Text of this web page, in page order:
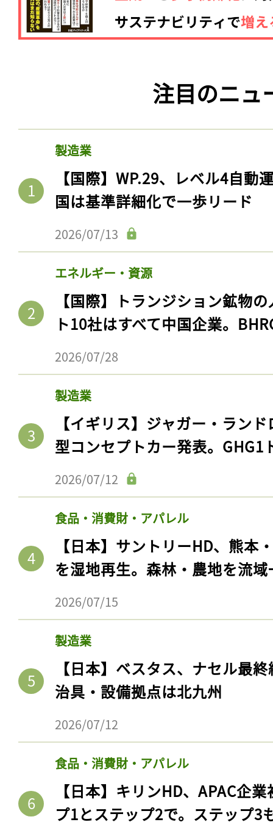
注目のニュ
製造業
【国際】WP.29、レベル4自動
国は基準詳細化で一歩リード
2026/07/13
エネルギー・資源
【国際】トランジション鉱物
ト10社はすべて中国企業。
2026/07/28
製造業
【イギリス】ジャガー・ラン
型コンセプトカー発表。GHG1
2026/07/12
食品・消費財・アパレル
【日本】サントリーHD、熊本
を湿地再生。森林・農地を流
2026/07/15
製造業
【日本】ベスタス、ナセル最
治具・設備拠点は北九州
2026/07/12
食品・消費財・アパレル
【日本】キリンHD、APAC企
プ1とステップ2で。ステップ3
記事をお気に入りに
ログインが必